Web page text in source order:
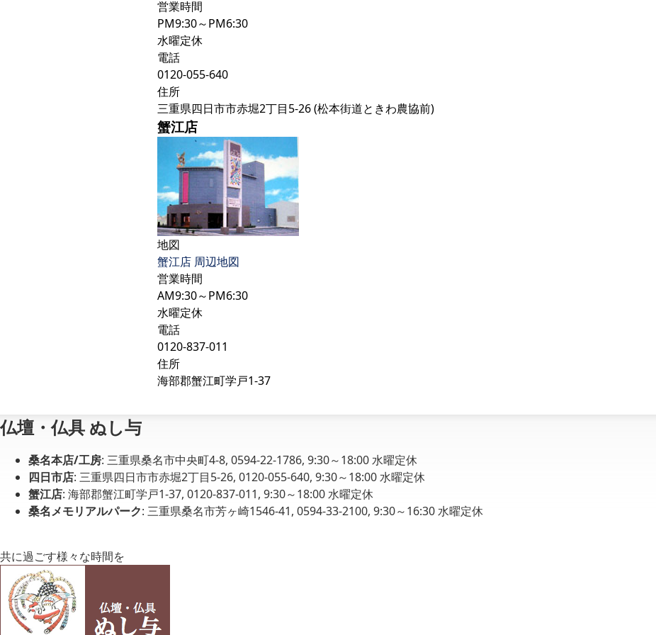
営業時間
PM9:30～PM6:30
水曜定休
電話
0120-055-640
住所
三重県四日市市赤堀2丁目5-26 (松本街道ときわ農協前)
蟹江店
地図
蟹江店 周辺地図
営業時間
AM9:30～PM6:30
水曜定休
電話
0120-837-011
住所
海部郡蟹江町学戸1-37
仏壇・仏具 ぬし与
桑名本店/工房: 三重県桑名市中央町4-8, 0594-22-1786, 9:30～18:00 水曜定休
四日市店: 三重県四日市市赤堀2丁目5-26, 0120-055-640, 9:30～18:00 水曜定休
蟹江店: 海部郡蟹江町学戸1-37, 0120-837-011, 9:30～18:00 水曜定休
桑名メモリアルパーク: 三重県桑名市芳ヶ崎1546-41, 0594-33-2100, 9:30～16:30 水曜定休
共に過ごす様々な時間を